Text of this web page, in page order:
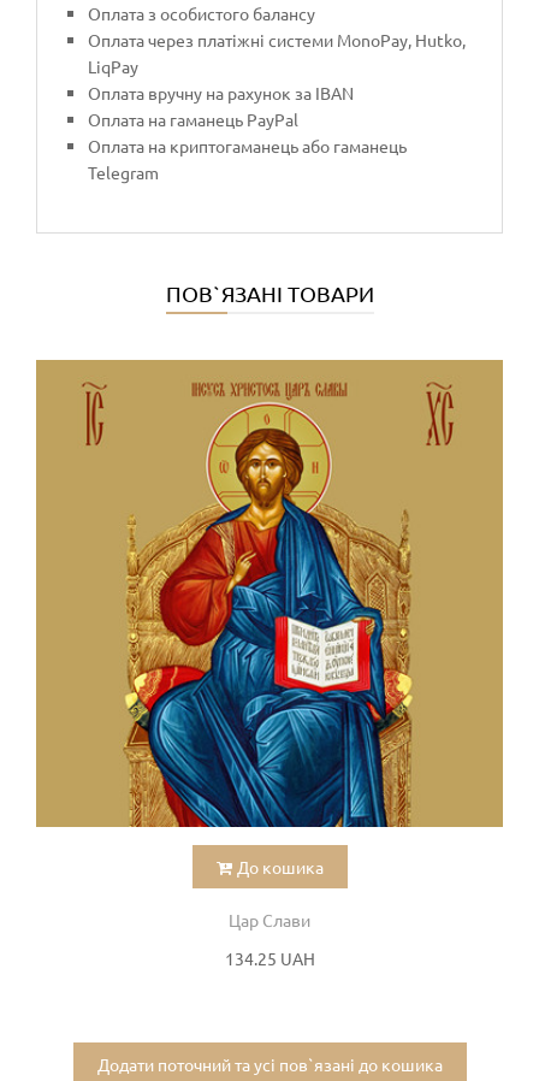
Оплата з особистого балансу
Оплата через платіжні системи MonoPay, Hutko,
LiqPay
Оплата вручну на рахунок за IBAN
Оплата на гаманець PayPal
Оплата на криптогаманець або гаманець
Telegram
ПОВ`ЯЗАНІ ТОВАРИ
До кошика
Цар Слави
134.25 UAH
Додати поточний та усі пов`язані до кошика